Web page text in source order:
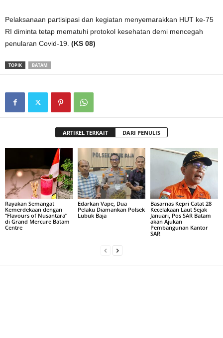
Pelaksanaan partisipasi dan kegiatan menyemarakkan HUT ke-75
RI diminta tetap mematuhi protokol kesehatan demi mencegah
penularan Covid-19. (KS 08)
TOPIK BATAM
ARTIKEL TERKAIT DARI PENULIS
Rayakan Semangat
Kemerdekaan dengan
“Flavours of Nusantara”
di Grand Mercure Batam
Centre
Edarkan Vape, Dua
Pelaku Diamankan Polsek
Lubuk Baja
Basarnas Kepri Catat 28
Kecelakaan Laut Sejak
Januari, Pos SAR Batam
akan Ajukan
Pembangunan Kantor
SAR